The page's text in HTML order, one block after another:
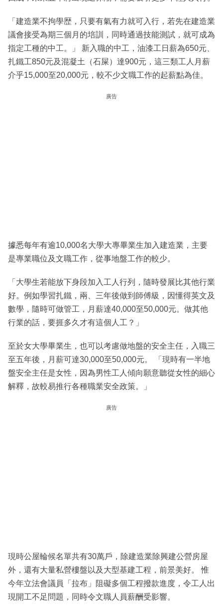
「建造業不拘學歴，只要有氣有力就可入行，若先在建造業
議會接受為期三個月的培訓，同時通過技能測試，就可成為
指定工種的中工。」 新入職的中工，油漆工日薪為650元、
扎鐵工850元及混凝土（石屎）達900元，這三類工人月薪
介乎15,000至20,000元，較不少文職工作的起薪點為佳。
廣告
據悉每年有逾10,000名大學大專畢業生加入建造業，主要
是專業職位及文職工作，從事地盤工作的較少。
「大學生若能放下身段加入工人行列，隨時發展比其他行業
好。例如學習扎鐵，兩、三年後做到師傅級，因懂得英文及
數學，隨時可做管工，月薪達40,000至50,000元。做其他
行業的話，要捱多久才有這個人工？」
至於女大學畢業生，也可以考慮做地盤的安全主任，入職三
至五年後，月薪可達30,000至50,000元。 「現時有一半地
盤安全主任是女性，因為男性工人傾向願意聽從女性的細心
解釋，故較易推行各種職業安全政策。」
廣告
現時公屋輪候名單共有30萬戶，除建造業除興建公營房屋
外，還有大量私營樓盤以及大型基建工程，前景美好。 惟
今年立法會議員「拉布」阻礙多個工程撥款進度，令工人出
現開工不足問題，同時令文職人員薪酬受影響。